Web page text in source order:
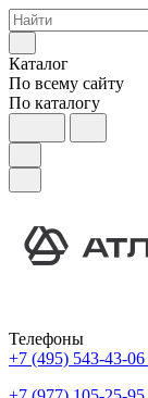
Каталог
По всему сайту
По каталогу
Телефоны
+7 (495) 543-43-06